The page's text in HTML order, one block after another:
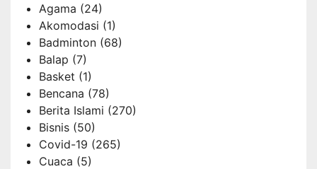
Agama (24)
Akomodasi (1)
Badminton (68)
Balap (7)
Basket (1)
Bencana (78)
Berita Islami (270)
Bisnis (50)
Covid-19 (265)
Cuaca (5)